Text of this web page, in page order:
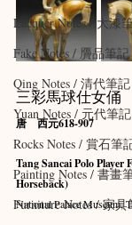
Lacquer Notes / 大漆
Fake Notes / 贗品筆記
Qing Notes / 清代筆記
Yuan Notes / 元代筆記
Rocks Notes / 賞石筆
Painting Notes / 書畫
Furniture Notes / 家具
三彩馬球仕女俑
唐　西元618-907
Tang Sancai Polo Player
Horseback)
National Palace Museum,